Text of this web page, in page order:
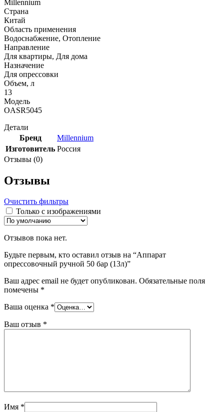
Millennium
Страна
Китай
Область применения
Водоснабжение, Отопление
Направление
Для квартиры, Для дома
Назначение
Для опрессовки
Объем, л
13
Модель
OASR5045
Детали
Бренд
Millennium
Изготовитель Россия
Отзывы (0)
Отзывы
Очистить фильтры
Только с изображениями
Отзывов пока нет.
Будьте первым, кто оставил отзыв на “Аппарат
опрессовочный ручной 50 бар (13л)”
Ваш адрес email не будет опубликован. Обязательные поля
помечены *
Ваша оценка *
Ваш отзыв *
Имя *